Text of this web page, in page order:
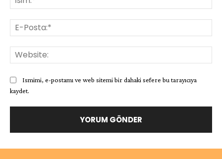
Ismimi, e-postamı ve web sitemi bir dahaki sefere bu tarayıcıya
kaydet.